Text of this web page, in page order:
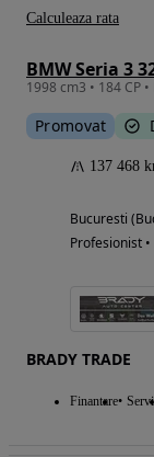
BMW Seria 3
1998 cm3 • 184 CP
Promovat
137 468
Bucuresti
Profesionist
BRADY TRADE
Finantare
Calculeaza rata